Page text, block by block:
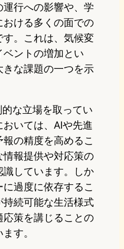
行への影響や、学
ける多くの面での
。これは、気候変
ントの増加とい
きな課題の一つを示
な立場を取ってい
いては、AIや先進
の精度を高めるこ
情報提供や対応策の
しています。しか
過度に依存するこ
持続可能な生活様式
応策を講じることの
す。